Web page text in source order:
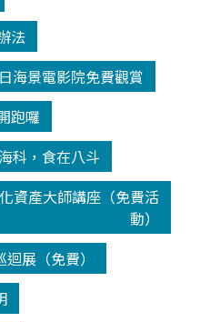
法
海景電影院免費觀賞
跑囉
科，食在八斗
資產大師講座（免費活
動）
展（免費）